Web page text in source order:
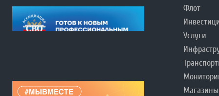
Флот
Услуги
Магазины